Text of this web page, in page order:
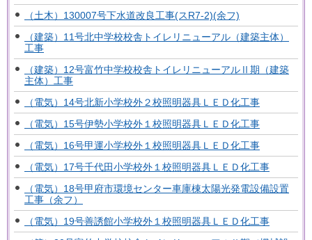
（土木）130007号下水道改良工事(スR7-2)(余フ)
（建築）11号北中学校校舎トイレリニューアル（建築主体）
工事
（建築）12号富竹中学校校舎トイレリニューアルⅡ期（建築
主体）工事
（電気）14号北新小学校外２校照明器具ＬＥＤ化工事
（電気）15号伊勢小学校外１校照明器具ＬＥＤ化工事
（電気）16号甲運小学校外１校照明器具ＬＥＤ化工事
（電気）17号千代田小学校外１校照明器具ＬＥＤ化工事
（電気）18号甲府市環境センター車庫棟太陽光発電設備設置
工事（余フ）
（電気）19号善誘館小学校外１校照明器具ＬＥＤ化工事